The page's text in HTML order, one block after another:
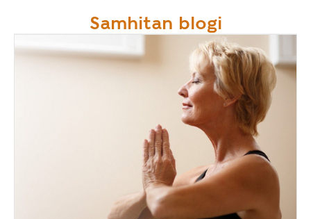
Samhitan blogi